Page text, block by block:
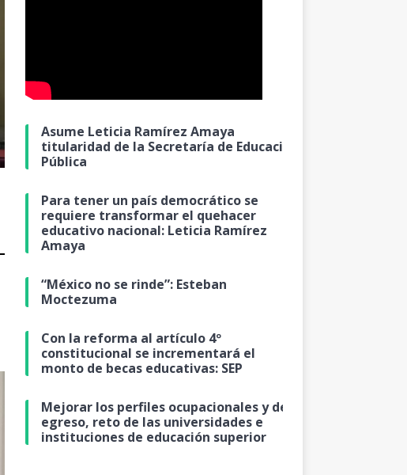
Asume Leticia Ramírez Amaya
titularidad de la Secretaría de Educación
Pública
Para tener un país democrático se
requiere transformar el quehacer
educativo nacional: Leticia Ramírez
Amaya
“México no se rinde”: Esteban
Moctezuma
Con la reforma al artículo 4º
constitucional se incrementará el
monto de becas educativas: SEP
Mejorar los perfiles ocupacionales y de
egreso, reto de las universidades e
instituciones de educación superior